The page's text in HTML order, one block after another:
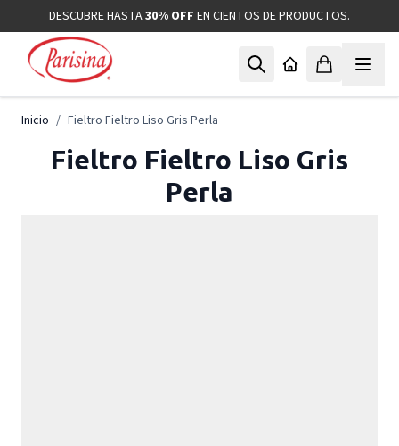
Ir al contenidoDESCUBRE HASTA30% OFF EN CIENTOS DE PRODUCTOS.
Inicio / Fieltro Fieltro Liso Gris Perla
Fieltro Fieltro Liso Gris
Perla